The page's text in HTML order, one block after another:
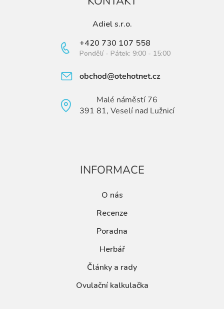
Adiel s.r.o.
+420 730 107 558
Pondělí - Pátek: 9:00 - 15:00
obchod@otehotnet.cz
Malé náměstí 76
391 81, Veselí nad Lužnicí
INFORMACE
O nás
Recenze
Poradna
Herbář
Články a rady
Ovulační kalkulačka